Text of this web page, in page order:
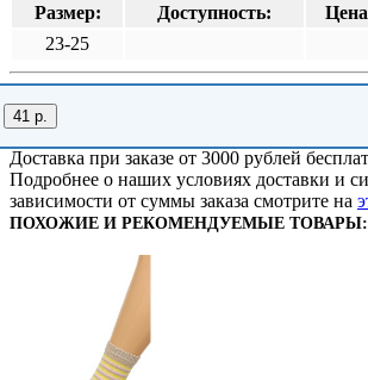
Размер:
Доступность:
23-25
41 р.
Доставка при заказе от 3000 рублей
Подробнее о наших условиях доставки и
зависимости от суммы заказа смотрите на
ПОХОЖИЕ И РЕКОМЕНДУЕМЫЕ ТОВАРЫ: